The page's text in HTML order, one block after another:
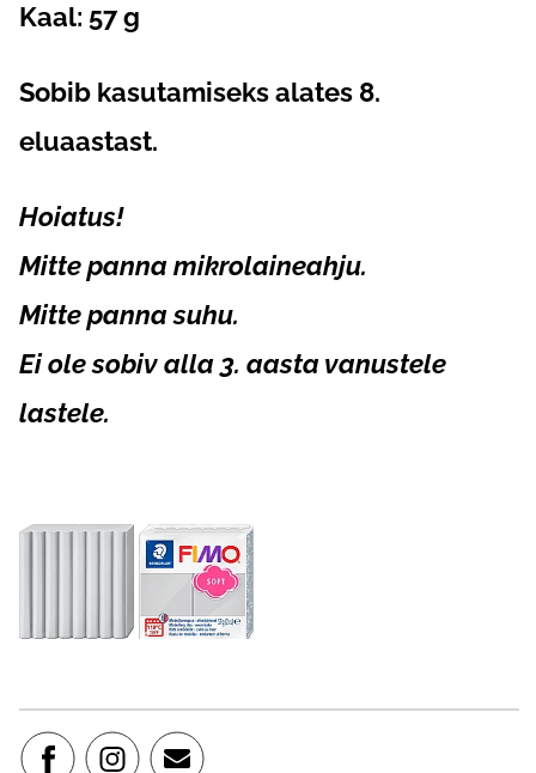
Kaal: 57 g
Sobib kasutamiseks alates 8.
eluaastast.
Hoiatus!
Mitte panna mikrolaineahju.
Mitte panna suhu.
Ei ole sobiv alla 3. aasta vanustele
lastele.